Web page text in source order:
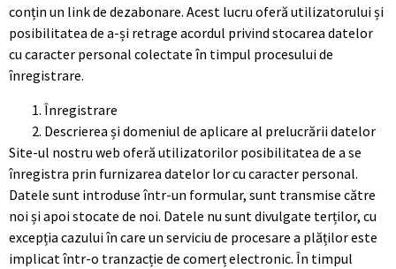
conțin un link de dezabonare. Acest lucru oferă utilizatorului și
posibilitatea de a-și retrage acordul privind stocarea datelor
cu caracter personal colectate în timpul procesului de
înregistrare.
Înregistrare
Descrierea și domeniul de aplicare al prelucrării datelor
Site-ul nostru web oferă utilizatorilor posibilitatea de a se
înregistra prin furnizarea datelor lor cu caracter personal.
Datele sunt introduse într-un formular, sunt transmise către
noi și apoi stocate de noi. Datele nu sunt divulgate terților, cu
excepția cazului în care un serviciu de procesare a plăților este
implicat într-o tranzacție de comerț electronic. În timpul